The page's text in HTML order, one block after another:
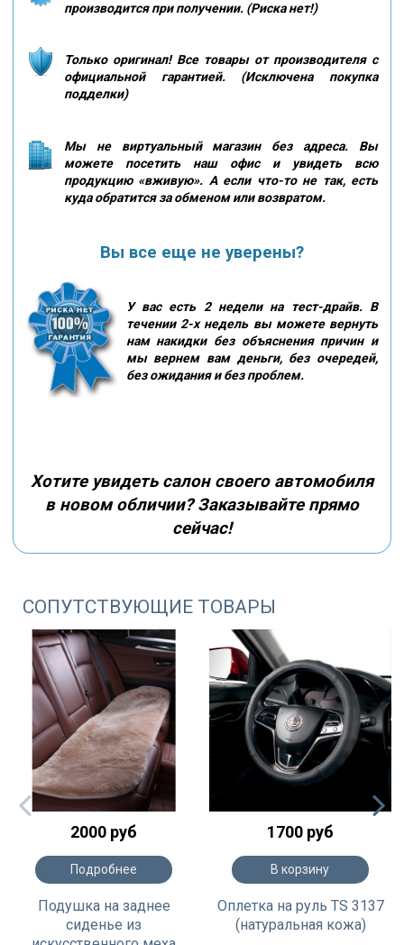
производится при получении. (Риска нет!)
Только оригинал! Все товары от производителя с
официальной гарантией. (Исключена покупка
подделки)
Мы не виртуальный магазин без адреса. Вы
можете посетить наш офис и увидеть всю
продукцию «вживую». А если что-то не так, есть
куда обратится за обменом или возвратом.
Вы все еще не уверены?
У вас есть 2 недели на тест-драйв. В
течении 2-х недель вы можете вернуть
нам накидки без объяснения причин и
мы вернем вам деньги, без очередей,
без ожидания и без проблем.
Хотите увидеть салон своего автомобиля
в новом обличии? Заказывайте прямо
сейчас!
СОПУТСТВУЮЩИЕ ТОВАРЫ
2000 руб
Подробнее
Подушка на заднее
сиденье из
1700 руб
В корзину
Оплетка на руль TS 3137
(натуральная кожа)